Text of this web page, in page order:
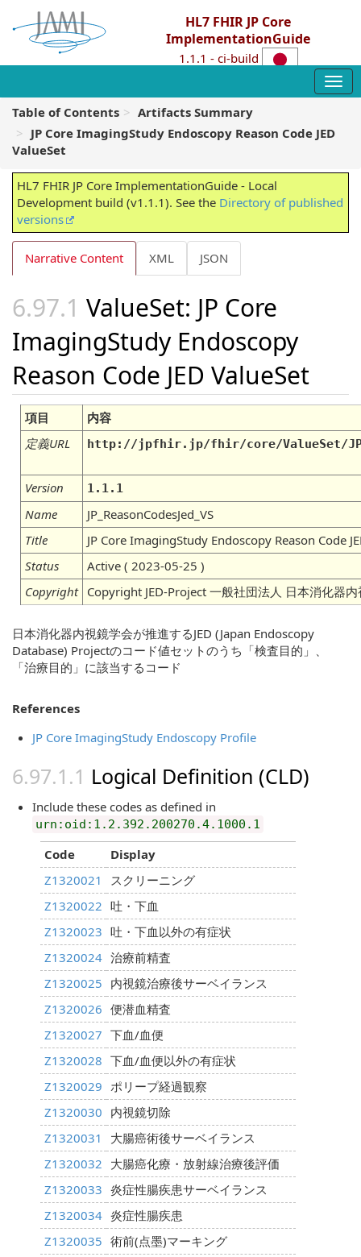
HL7 FHIR JP Core
ImplementationGuide
1.1.1 - ci-build
Table of Contents
Artifacts Summary
JP Core ImagingStudy Endoscopy Reason Code JED
ValueSet
HL7 FHIR JP Core ImplementationGuide - Local
Development build (v1.1.1). See the Directory of published
versions
Narrative Content XML JSON
ValueSet: JP Core
ImagingStudy Endoscopy
Reason Code JED ValueSet
項目
内容
定義URL
http://jpfhir.jp/fhir/core/ValueSet/
Version 1.1.1
Name
JP_ReasonCodesJed_VS
Title
JP Core ImagingStudy Endoscopy Reason Code
Status
Active ( 2023-05-25 )
Copyright Copyright JED-Project 一般社団法人 日本消化器
日本消化器内視鏡学会が推進するJED (Japan Endoscopy
Database) Projectのコード値セットのうち「検査目的」、
「治療目的」に該当するコード
References
JP Core ImagingStudy Endoscopy Profile
Logical Definition (CLD)
Include these codes as defined in
urn:oid:1.2.392.200270.4.1000.1
Code
Display
Z1320021
スクリーニング
Z1320022 吐・下血
Z1320023 吐・下血以外の有症状
Z1320024 治療前精査
Z1320025 内視鏡治療後サーベイランス
Z1320026 便潜血精査
Z1320027 下血/血便
Z1320028 下血/血便以外の有症状
Z1320029 ポリープ経過観察
Z1320030 内視鏡切除
Z1320031
大腸癌術後サーベイランス
Z1320032 大腸癌化療・放射線治療後評価
Z1320033 炎症性腸疾患サーベイランス
Z1320034 炎症性腸疾患
Z1320035 術前(点墨)マーキング